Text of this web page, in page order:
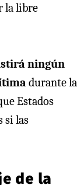
la libre
ningún
durante la
Estados
si las
de la